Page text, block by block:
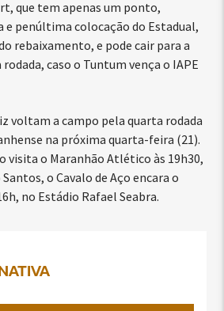
que tem apenas um ponto,
e penúltima colocação do Estadual,
rebaixamento, e pode cair para a
caso o Tuntum vença o IAPE
voltam a campo pela quarta rodada
na próxima quarta-feira (21).
visita o Maranhão Atlético às 19h30,
o Cavalo de Aço encara o
no Estádio Rafael Seabra.